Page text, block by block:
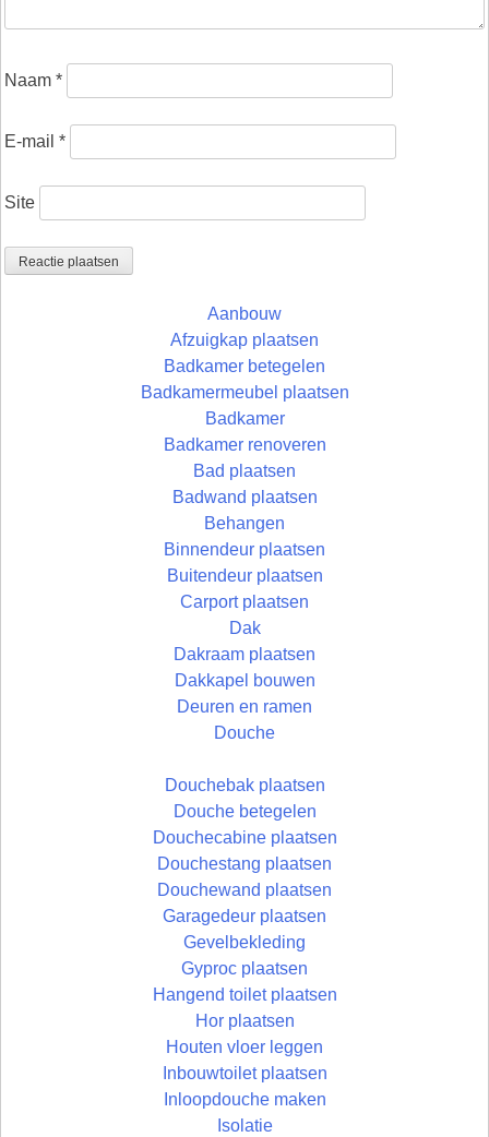
Naam *
E-mail *
Site
Aanbouw
Afzuigkap plaatsen
Badkamer betegelen
Badkamermeubel plaatsen
Badkamer
Badkamer renoveren
Bad plaatsen
Badwand plaatsen
Behangen
Binnendeur plaatsen
Buitendeur plaatsen
Carport plaatsen
Dak
Dakraam plaatsen
Dakkapel bouwen
Deuren en ramen
Douche
Douchebak plaatsen
Douche betegelen
Douchecabine plaatsen
Douchestang plaatsen
Douchewand plaatsen
Garagedeur plaatsen
Gevelbekleding
Gyproc plaatsen
Hangend toilet plaatsen
Hor plaatsen
Houten vloer leggen
Inbouwtoilet plaatsen
Inloopdouche maken
Isolatie